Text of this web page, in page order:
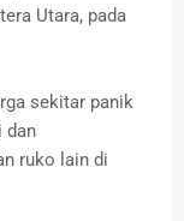
Utara, pada
sekitar panik
dan
ruko lain di